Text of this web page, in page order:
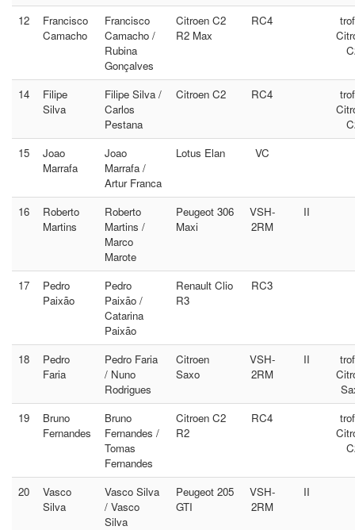
12
Francisco
Camacho
Francisco
Camacho /
Rubina
Gonçalves
Citroen C2
R2 Max
RC4
14
Filipe
Silva
Filipe Silva /
Carlos
Pestana
Citroen C2 RC4
15
Joao
Marrafa
Joao
Marrafa /
Artur Franca
Lotus Elan VC
16
Roberto
Martins
Roberto
Martins /
Marco
Marote
Peugeot 306
Maxi
VSH-
2RM
II
17
Pedro
Paixão
Pedro
Paixão /
Catarina
Paixão
Renault Clio
R3
RC3
18
Pedro
Faria
Pedro Faria
/ Nuno
Rodrigues
Citroen
Saxo
VSH-
2RM
II
19
Bruno
Fernandes
Bruno
Fernandes /
Tomas
Fernandes
Citroen C2
R2
RC4
20
Vasco
Silva
Vasco Silva
/ Vasco
Silva
Peugeot 205
GTI
VSH-
2RM
II